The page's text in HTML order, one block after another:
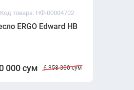
Код товара: НФ-00004702
ERGO Edward HB
000 сум 6 358 300 сум